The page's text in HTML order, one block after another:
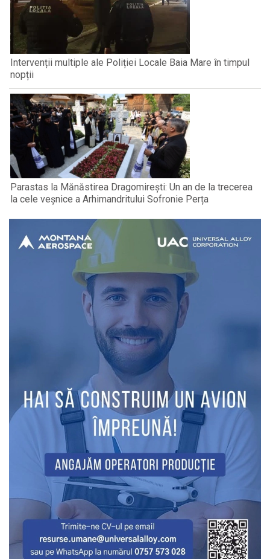
Intervenții multiple ale Poliției Locale Baia Mare în timpul
nopții
Parastas la Mănăstirea Dragomirești: Un an de la trecerea
la cele veșnice a Arhimandritului Sofronie Perța